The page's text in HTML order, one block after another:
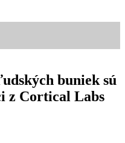
buniek sú
z Cortical Labs